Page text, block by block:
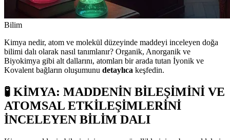
Bilim
Kimya nedir, atom ve molekül düzeyinde maddeyi inceleyen doğa
bilimi dalı olarak nasıl tanımlanır? Organik, Anorganik ve
Biyokimya gibi alt dallarını, atomları bir arada tutan İyonik ve
Kovalent bağların oluşumunu detaylıca keşfedin.
🧪 KİMYA: MADDENİN BİLEŞİMİNİ VE
ATOMSAL ETKİLEŞİMLERİNİ
İNCELEYEN BİLİM DALI